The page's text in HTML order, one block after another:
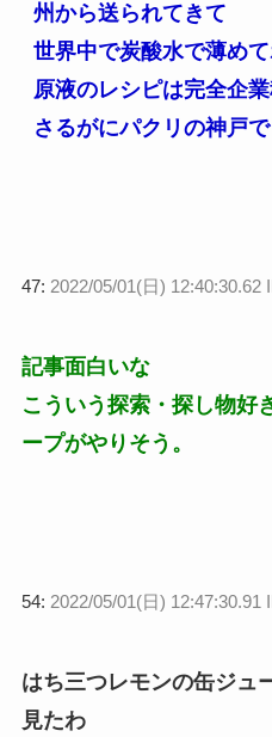
州から送られてきて
世界中で炭酸水で薄め
原液のレシピは完全企
さるがにパクリの神戸
47: 2022/05/01(日) 12:40:30.62
記事面白いな
こういう探索・探し物好
ープがやりそう。
54: 2022/05/01(日) 12:47:30.91
はち三つレモンの缶ジュ
見たわ